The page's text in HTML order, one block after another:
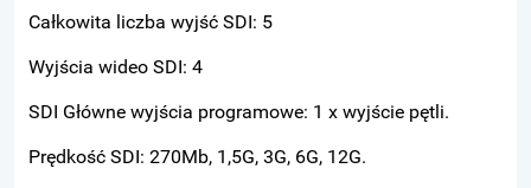
Całkowita liczba wyjść SDI: 5
Wyjścia wideo SDI: 4
SDI Główne wyjścia programowe: 1 x wyjście pętli.
Prędkość SDI: 270Mb, 1,5G, 3G, 6G, 12G.